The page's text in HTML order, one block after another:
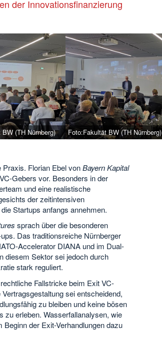
der Innovationsfinanzierung
(TH Nürnberg) Foto:Fakultät BW (TH Nürnberg)
Florian Ebel vonBayern Kapital
Gebers vor. Besonders in der
und eine realistische
der zeitintensiven
Startups anfangs annehmen.
sprach über die besonderen
Das traditionsreiche Nürnberger
Accelerator DIANA und im Dual-
diesem Sektor sei jedoch durch
stark reguliert.
Fallstricke beim Exit VC-
sei entscheidend,
zu bleiben und keine bösen
zu erleben. Wasserfallanalysen, wie
der Exit-Verhandlungen dazu